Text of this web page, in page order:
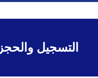
التسجيل والحجز